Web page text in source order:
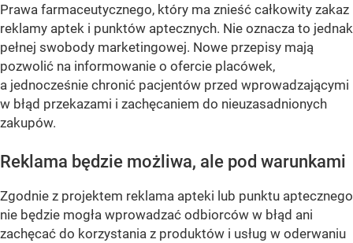
Prawa farmaceutycznego, który ma znieść całkowity zakaz
reklamy aptek i punktów aptecznych. Nie oznacza to jednak
pełnej swobody marketingowej. Nowe przepisy mają
pozwolić na informowanie o ofercie placówek,
a jednocześnie chronić pacjentów przed wprowadzającymi
w błąd przekazami i zachęcaniem do nieuzasadnionych
zakupów.
Reklama będzie możliwa, ale pod warunkami
Zgodnie z projektem reklama apteki lub punktu aptecznego
nie będzie mogła wprowadzać odbiorców w błąd ani
zachęcać do korzystania z produktów i usług w oderwaniu